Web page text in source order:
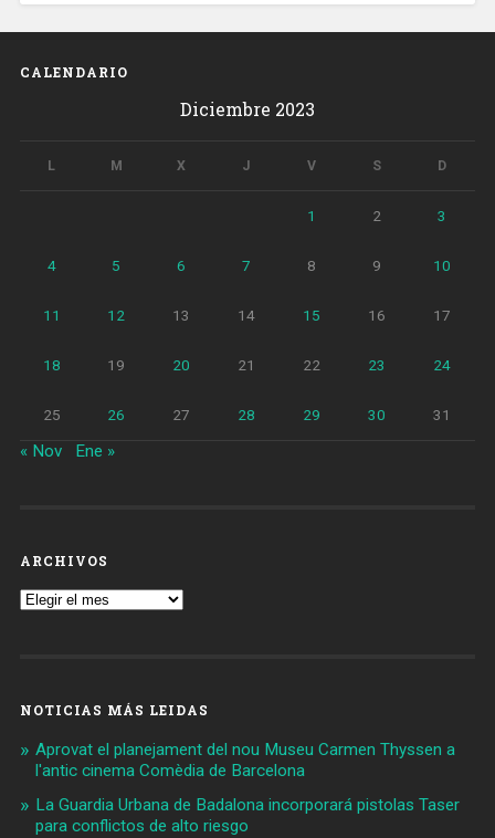
CALENDARIO
Diciembre 2023
L M X J V S D
1 2 3
4 5 6 7 8 9 10
11 12 13 14 15 16 17
18 19 20 21 22 23 24
25 26 27 28 29 30 31
« Nov Ene »
ARCHIVOS
Archivos
NOTICIAS MÁS LEIDAS
Aprovat el planejament del nou Museu Carmen Thyssen a
l'antic cinema Comèdia de Barcelona
La Guardia Urbana de Badalona incorporará pistolas Taser
para conflictos de alto riesgo